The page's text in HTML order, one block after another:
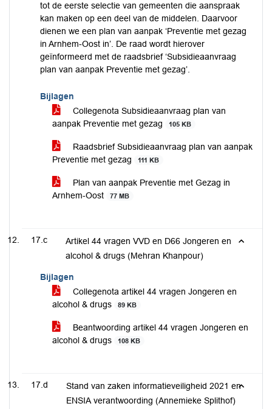
tot de eerste selectie van gemeenten die aanspraak
kan maken op een deel van de middelen. Daarvoor
dienen we een plan van aanpak ‘Preventie met gezag
in Arnhem-Oost in’. De raad wordt hierover
geïnformeerd met de raadsbrief ‘Subsidieaanvraag
plan van aanpak Preventie met gezag’.
Bijlagen
Collegenota Subsidieaanvraag plan van
aanpak Preventie met gezag
105 KB
Raadsbrief Subsidieaanvraag plan van aanpak
Preventie met gezag
111 KB
Plan van aanpak Preventie met Gezag in
Arnhem-Oost
77 MB
17.c
Artikel 44 vragen VVD en D66 Jongeren en
alcohol & drugs (Mehran Khanpour)
Bijlagen
Collegenota artikel 44 vragen Jongeren en
alcohol & drugs
89 KB
Beantwoording artikel 44 vragen Jongeren en
alcohol & drugs
108 KB
17.d
Stand van zaken informatieveiligheid 2021 en
ENSIA verantwoording (Annemieke Splithof)